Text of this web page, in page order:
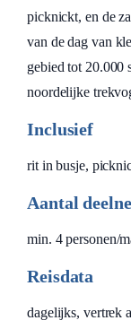
picknickt, en de
van de dag van
gebied tot 20.000
noordelijke
Inclusief
rit in busje,
Aantal
min. 4 personen/
Reisdata
dagelijks, vertrek